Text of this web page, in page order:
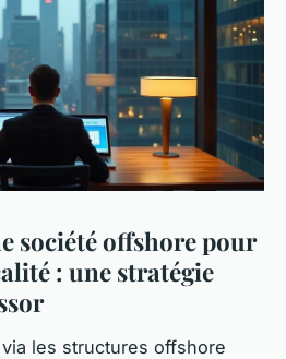
société offshore pour
: une stratégie
les structures offshore